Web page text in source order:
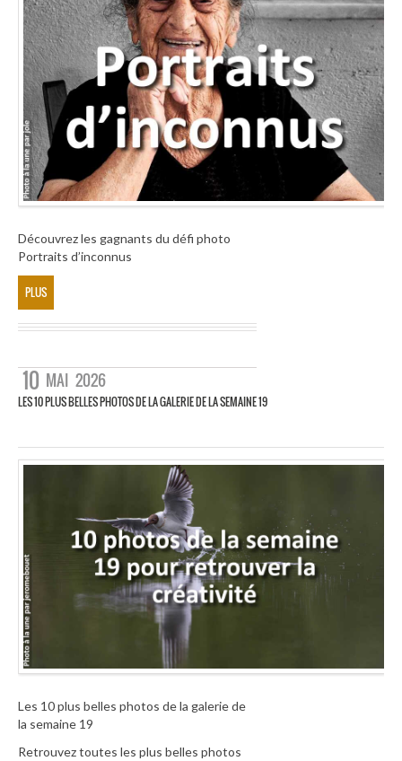
Découvrez les gagnants du défi photo
Portraits d’inconnus
PLUS
10 MAI 2026
LES 10 PLUS BELLES PHOTOS DE LA GALERIE DE LA SEMAINE 19
Les 10 plus belles photos de la galerie de
la semaine 19
Retrouvez toutes les plus belles photos